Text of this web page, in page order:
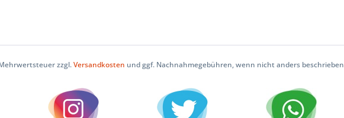
zzgl.Versandkosten und ggf. Nachnahmegebühren, wenn nicht anders beschrieben